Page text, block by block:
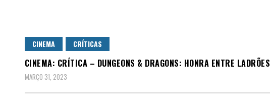
CINEMA CRÍTICAS
CINEMA: CRÍTICA – DUNGEONS & DRAGONS: HONRA ENTRE LADRÕES
MARÇO 31, 2023